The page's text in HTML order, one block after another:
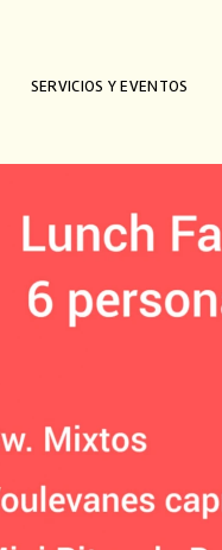
SERVICIOS Y EVENTOS